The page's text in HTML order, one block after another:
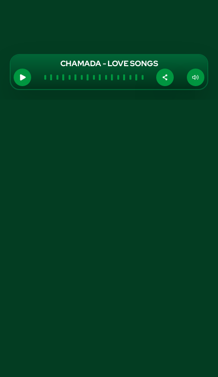
CHAMADA - LOVE SONGS